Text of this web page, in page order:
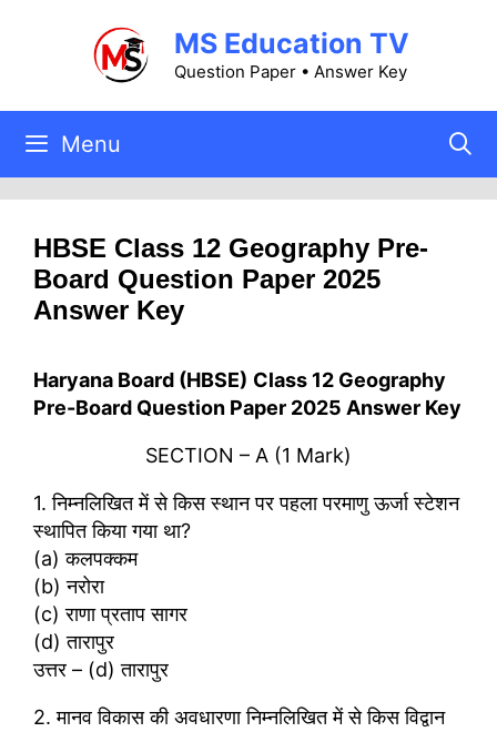
MS Education TV
Question Paper • Answer Key
Menu
HBSE Class 12 Geography Pre-
Board Question Paper 2025
Answer Key
Haryana Board (HBSE) Class 12 Geography
Pre-Board Question Paper 2025 Answer Key
SECTION – A (1 Mark)
1. निम्नलिखित में से किस स्थान पर पहला परमाणु ऊर्जा स्टेशन
स्थापित किया गया था?
(a) कलपक्कम
(b) नरोरा
(c) राणा प्रताप सागर
(d) तारापुर
उत्तर – (d) तारापुर
2. मानव विकास की अवधारणा निम्नलिखित में से किस वि‌द्वान